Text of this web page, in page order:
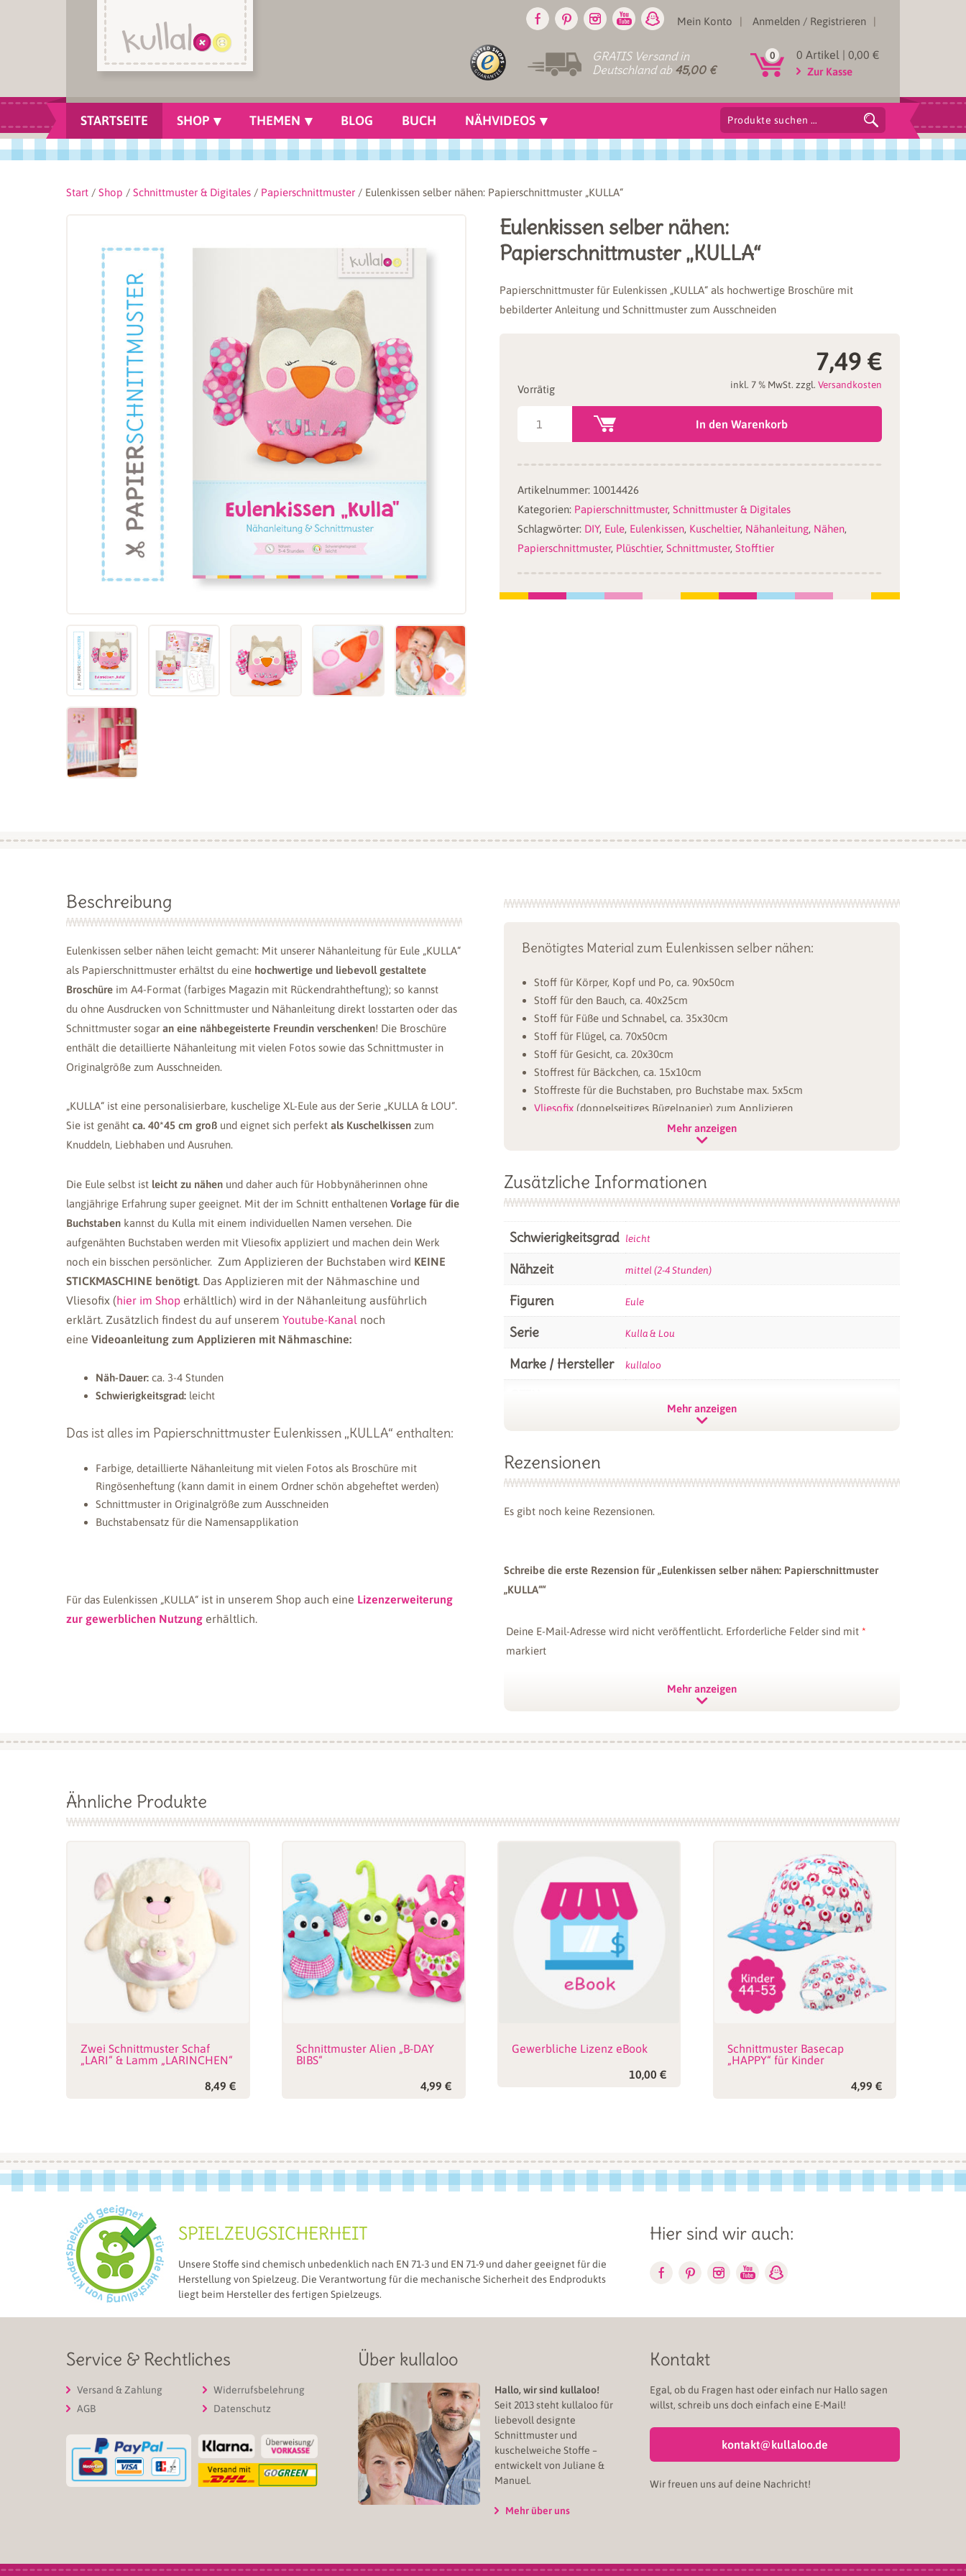
Mein Konto Anmelden / Registrieren
0 0 Artikel | 0,00 €
Zur Kasse
GRATIS Versand in
Deutschland ab 45,00 €
Suchen
nach:
STARTSEITE SHOP THEMEN BLOG BUCH NÄHVIDEOS
Start / Shop / Schnittmuster & Digitales / Papierschnittmuster / Eulenkissen selber nähen: Papierschnittmuster „KULLA“
Eulenkissen selber nähen:
Papierschnittmuster „KULLA“
Papierschnittmuster für Eulenkissen „KULLA“ als hochwertige Broschüre mit
bebilderter Anleitung und Schnittmuster zum Ausschneiden
7,49 €
inkl. 7 % MwSt. zzgl. Versandkosten
Vorrätig
"KULLA"
Menge
In den Warenkorb
Artikelnummer: 10014426
Kategorien: Papierschnittmuster,Schnittmuster & Digitales
Schlagwörter: DIY, Eule, Eulenkissen, Kuscheltier, Nähanleitung, Nähen,
Papierschnittmuster, Plüschtier,Schnittmuster,Stofftier
Beschreibung
Eulenkissen selber nähen leicht gemacht: Mit unserer Nähanleitung für Eule „KULLA“
als Papierschnittmuster erhältst du eine hochwertige und liebevoll gestaltete
Broschüre im A4-Format (farbiges Magazin mit Rückendrahtheftung); so kannst
du ohne Ausdrucken von Schnittmuster und Nähanleitung direkt losstarten oder das
Schnittmuster sogar an eine nähbegeisterte Freundin verschenken! Die Broschüre
enthält die detaillierte Nähanleitung mit vielen Fotos sowie das Schnittmuster in
Originalgröße zum Ausschneiden.
„KULLA“ ist eine personalisierbare, kuschelige XL-Eule aus der Serie „KULLA & LOU“.
Sie ist genäht ca. 40*45 cm groß und eignet sich perfekt als Kuschelkissen zum
Knuddeln, Liebhaben und Ausruhen.
Die Eule selbst ist leicht zu nähen und daher auch für Hobbynäherinnen ohne
langjährige Erfahrung super geeignet. Mit der im Schnitt enthaltenen Vorlage für die
Buchstaben kannst du Kulla mit einem individuellen Namen versehen. Die
aufgenähten Buchstaben werden mit Vliesofix appliziert und machen dein Werk
noch ein bisschen persönlicher. Zum Applizieren der Buchstaben wird KEINE
STICKMASCHINE benötigt. Das Applizieren mit der Nähmaschine und
Vliesofix (hier im Shop erhältlich) wird in der Nähanleitung ausführlich
erklärt. Zusätzlich findest du auf unserem Youtube-Kanal noch
eine Videoanleitung zum Applizieren mit Nähmaschine:
Näh-Dauer: ca. 3-4 Stunden
Schwierigkeitsgrad: leicht
Das ist alles im Papierschnittmuster Eulenkissen „KULLA“ enthalten:
Farbige, detaillierte Nähanleitung mit vielen Fotos als Broschüre mit
Ringösenheftung (kann damit in einem Ordner schön abgeheftet werden)
Schnittmuster in Originalgröße zum Ausschneiden
Buchstabensatz für die Namensapplikation
Für das Eulenkissen „KULLA“ ist in unserem Shop auch eine Lizenzerweiterung
zur gewerblichen Nutzung erhältlich.
Benötigtes Material zum Eulenkissen selber nähen:
Stoff für Körper, Kopf und Po, ca. 90x50cm
Stoff für den Bauch, ca. 40x25cm
Stoff für Füße und Schnabel, ca. 35x30cm
Stoff für Flügel, ca. 70x50cm
Stoff für Gesicht, ca. 20x30cm
Stoffrest für Bäckchen, ca. 15x10cm
Stoffreste für die Buchstaben, pro Buchstabe max. 5x5cm
Vliesofix (doppelseitiges Bügelpapier) zum Applizieren
Für das auf dem Produktfoto abgebildete Eulenkissen haben
wir folgende Stoffe verwendet:
weiß – 1,5 mm
SuperSoft
orange – 1,5
mm SuperSoft
ab
11,98 €
Mehr anzeigen
Zusätzliche Informationen
Schwierigkeitsgrad leicht
Nähzeit mittel (2-4 Stunden)
Figuren Eule
Serie Kulla & Lou
Marke / Hersteller kullaloo
Mehr anzeigen
Rezensionen
Es gibt noch keine Rezensionen.
Schreibe die erste Rezension für „Eulenkissen selber nähen: Papierschnittmuster
„KULLA““
Deine E-Mail-Adresse wird nicht veröffentlicht. Erforderliche Felder sind mit *
markiert
Name, E-Mail-Adresse und Website in diesem Browser für meinen nächsten
Kommentar speichern.
Mehr anzeigen
Ähnliche Produkte
Zwei Schnittmuster Schaf
„LARI“ & Lamm „LARINCHEN“
8,49 €
Schnittmuster Alien „B-DAY
BIBS“
4,99 €
Gewerbliche Lizenz eBook
10,00€
Schnittmuster Basecap
„HAPPY“ für Kinder
4,99€
SPIELZEUGSICHERHEIT
Unsere Stoffe sind chemisch unbedenklich nach EN 71-3 und EN 71-9 und daher geeignet für die
Herstellung von Spielzeug. Die Verantwortung für die mechanische Sicherheit des Endprodukts
liegt beim Hersteller des fertigen Spielzeugs.
Hier sind wir auch:
Service & Rechtliches
Versand & Zahlung
AGB
Widerrufsbelehrung
Datenschutz
Über kullaloo
Hallo, wir sind kullaloo!
Seit 2013 steht kullaloo für
liebevoll designte
Schnittmuster und
kuschelweiche Stoffe –
entwickelt von Juliane &
Manuel.
Mehr über uns
Kontakt
Egal, ob du Fragen hast oder einfach nur Hallo sagen
willst, schreib uns doch einfach eine E-Mail!
kontakt@kullaloo.de
Wir freuen uns auf deine Nachricht!